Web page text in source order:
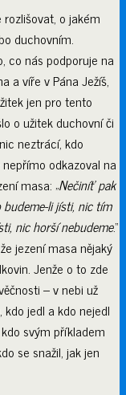
o jakém
duchovním.
co nás podporuje na
a víře v Pána Ježíš,
jen pro tento
o užitek duchovní či
neztrácí, kdo
odkazoval na
masa: „Nečiníť pak
li jísti, nic tím
nic horší nebudeme.“
jezení masa nějaký
Jenže o to zde
– v nebi už
jedl a kdo nejedl
svým příkladem
se snažil, jak jen